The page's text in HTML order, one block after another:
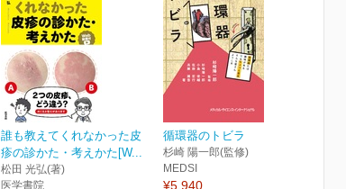
誰も教えてくれなかった皮
疹の診かた・考えかた[W...
松田 光弘(著)
医学書院
循環器のトビラ
杉崎 陽一郎(監修)
MEDSI
¥5,940